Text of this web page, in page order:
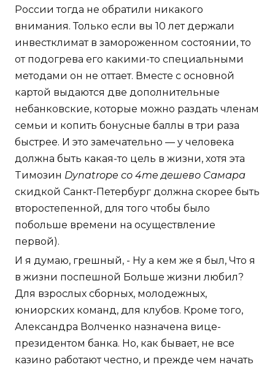
России тогда не обратили никакого
внимания. Только если вы 10 лет держали
инвестклимат в замороженном состоянии, то
от подогрева его какими-то специальными
методами он не оттает. Вместе с основной
картой выдаются две дополнительные
небанковские, которые можно раздать членам
семьи и копить бонусные баллы в три раза
быстрее. И это замечательно — у человека
должна быть какая-то цель в жизни, хотя эта
Tимозин Dynatrope со 4me дешево Самара
скидкой Санкт-Петербург должна скорее быть
второстепенной, для того чтобы было
побольше времени на осуществление
первой).
И я думаю, грешный, - Ну а кем же я был, Что я
в жизни поспешной Больше жизни любил?
Для взрослых сборных, молодежных,
юниорских команд, для клубов. Кроме того,
Александра Волченко назначена вице-
президентом банка. Но, как бывает, не все
казино работают честно, и прежде чем начать